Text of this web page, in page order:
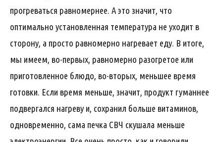
прогреваться равномернее. А это значит, что
оптимально установленная температура не уходит в
сторону, а просто равномерно нагревает еду. В итоге,
мы имеем, во-первых, равномерно разогретое или
приготовленное блюдо, во-вторых, меньшее время
готовки. Если время меньше, значит, продукт гуманнее
подвергался нагреву и, сохранил больше витаминов,
одновременно, сама печка СВЧ скушала меньше